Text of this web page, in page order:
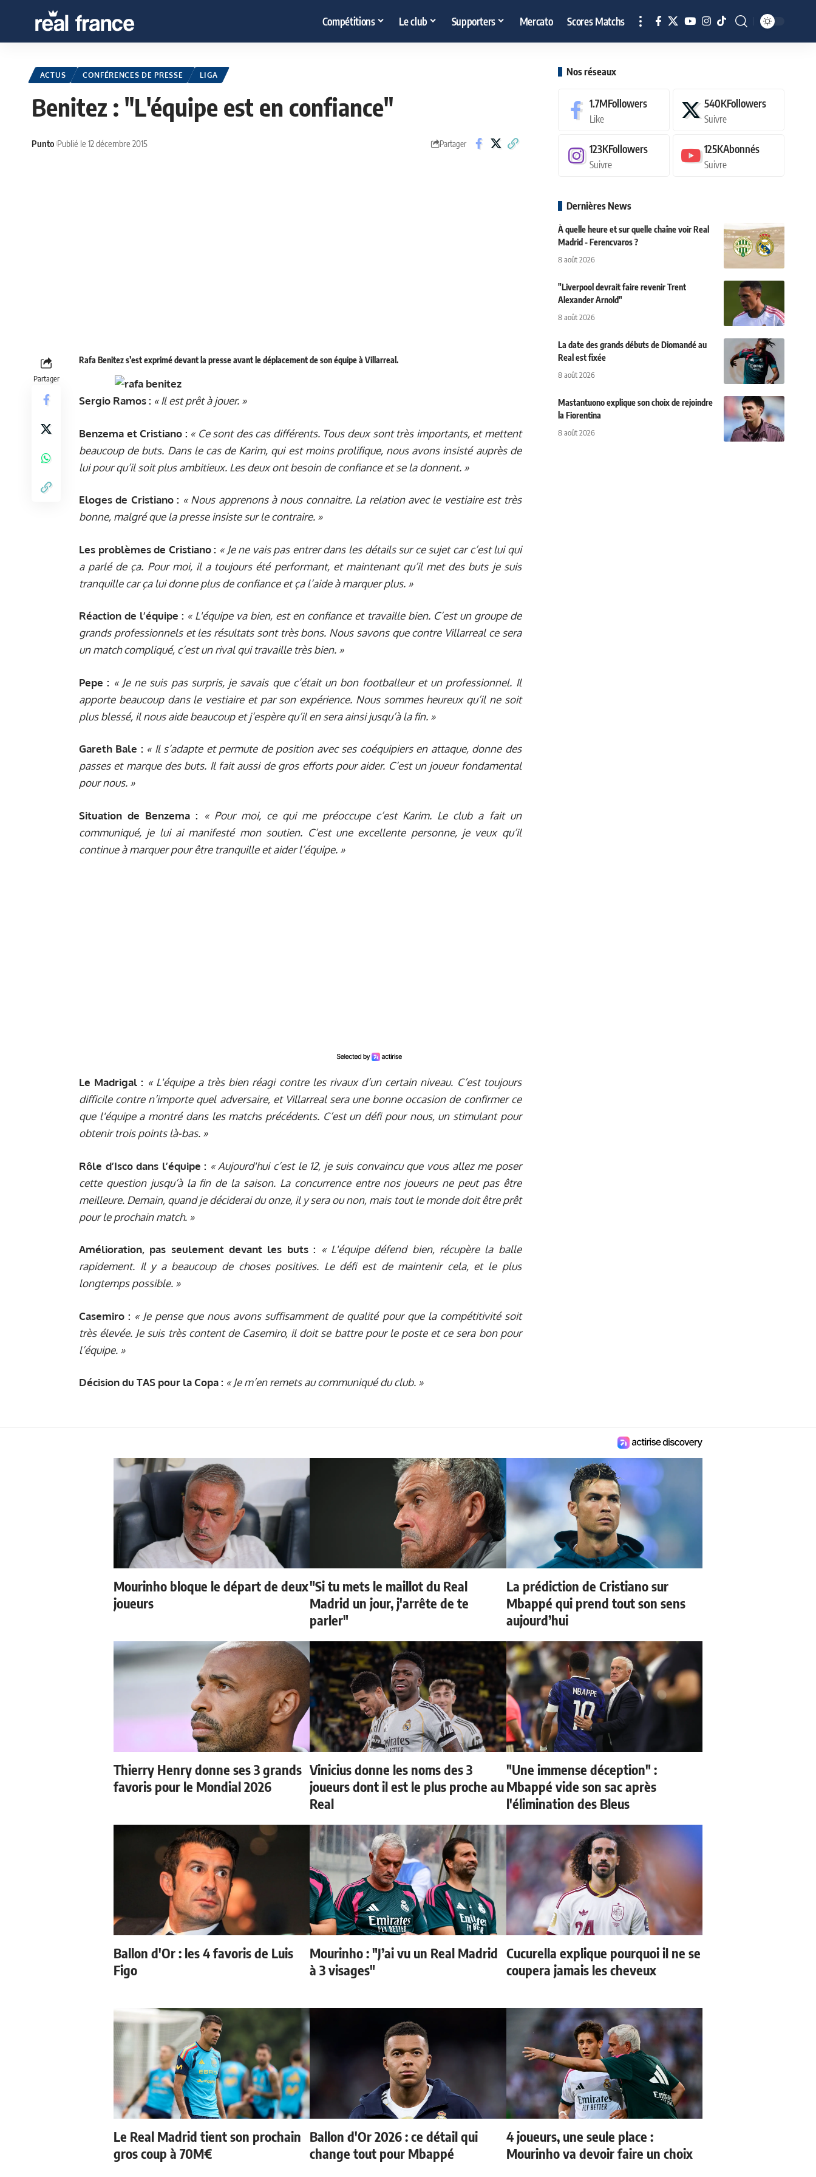
Compétitions Le club Supporters Mercato Scores Matchs
ACTUS CONFÉRENCES DE PRESSE LIGA
Benitez : "L'équipe est en confiance"
Punto Publié le 12 décembre 2015 Partager
Partager
Rafa Benitez s’est exprimé devant la presse avant le déplacement de son équipe à Villarreal.
Sergio Ramos : « Il est prêt à jouer. »
Benzema et Cristiano : « Ce sont des cas différents. Tous deux sont très importants, et mettent
beaucoup de buts. Dans le cas de Karim, qui est moins prolifique, nous avons insisté auprès de
lui pour qu’il soit plus ambitieux. Les deux ont besoin de confiance et se la donnent. »
Eloges de Cristiano : « Nous apprenons à nous connaitre. La relation avec le vestiaire est très
bonne, malgré que la presse insiste sur le contraire. »
Les problèmes de Cristiano : « Je ne vais pas entrer dans les détails sur ce sujet carc’est lui qui
a parlé de ça. Pour moi, il a toujours été performant, et maintenant qu’il met des buts je suis
tranquille car ça lui donne plus de confiance et ça l’aide à marquer plus. »
Réaction de l’équipe : « L'équipe va bien, est en confiance et travaille bien. C’est un groupe de
grands professionnels et les résultats sont très bons. Nous savons que contre Villarreal ce sera
un match compliqué, c’est un rival qui travaille très bien. »
Pepe : « Je ne suis pas surpris, je savais que c’était un bon footballeur et un professionnel. Il
apporte beaucoup dans le vestiaire et par son expérience. Nous sommes heureux qu’il ne soit
plus blessé, il nous aide beaucoup et j’espère qu’il en sera ainsi jusqu’à la fin. »
Gareth Bale : « Il s’adapte et permute de position avec ses coéquipiers en attaque, donne des
passes et marque des buts. Il fait aussi de gros efforts pour aider. C’est un joueur fondamental
pour nous. »
Situation de Benzema :
« Pour moi, ce qui me préoccupe c’est Karim. Le club a fait un
communiqué, je lui ai manifesté mon soutien. C’est une excellente personne, je veux qu’il
continue à marquer pour être tranquille et aider l’équipe. »
Le Madrigal : « L'équipe a très bien réagi contre les rivaux d’un certain niveau. C’est toujours
difficile contre n’importe quel adversaire, et Villarreal sera une bonne occasion de confirmer ce
que l'équipe a montré dans les matchs précédents. C’est un défi pour nous, un stimulant pour
obtenir trois points là-bas. »
Rôle d’Isco dans l’équipe : « Aujourd'hui c’est le 12, je suis convaincu que vous allez me poser
cette question jusqu’à la fin de la saison. La concurrence entre nos joueurs ne peut pas être
meilleure. Demain, quand je déciderai du onze, il y sera ou non, mais tout le monde doit être prêt
pour le prochain match. »
Amélioration, pas seulement devant les buts : « L'équipe défend bien, récupère la balle
rapidement. Il y a beaucoup de choses positives. Le défi est de maintenir cela, et le plus
longtemps possible. »
Casemiro : « Je pense que nous avons suffisamment de qualité pour que la compétitivité soit
très élevée. Je suis très content de Casemiro, il doit se battre pour le poste et ce sera bon pour
l’équipe. »
Décision du TAS pour la Copa : « Je m’en remets au communiqué du club. »
Nos réseaux
1.7MFollowers
Like
540KFollowers
Suivre
123KFollowers
Suivre
125KAbonnés
Suivre
Dernières News
À quelle heure et sur quelle chaîne voir Real
Madrid - Ferencvaros ?
8 août 2026
"Liverpool devrait faire revenir Trent
Alexander Arnold"
8 août 2026
La date des grands débuts de Diomandé au
Real est fixée
8 août 2026
Mastantuono explique son choix de rejoindre
la Fiorentina
8 août 2026
Mourinho bloque le départ de deux
joueurs
"Si tu mets le maillot du Real
Madrid un jour, j'arrête de te
parler"
La prédiction de Cristiano sur
Mbappé qui prend tout son sens
aujourd’hui
Thierry Henry donne ses 3 grands
favoris pour le Mondial 2026
Vinicius donne les noms des 3
joueurs dont il est le plus proche au
Real
"Une immense déception" :
Mbappé vide son sac après
l'élimination des Bleus
Ballon d'Or : les 4 favoris de Luis
Figo
Mourinho : "J’ai vu un Real Madrid
à 3 visages"
Cucurella explique pourquoi il ne se
coupera jamais les cheveux
Le Real Madrid tient son prochain
gros coup à 70M€
Ballon d'Or 2026 : ce détail qui
change tout pour Mbappé
4 joueurs, une seule place :
Mourinho va devoir faire un choix